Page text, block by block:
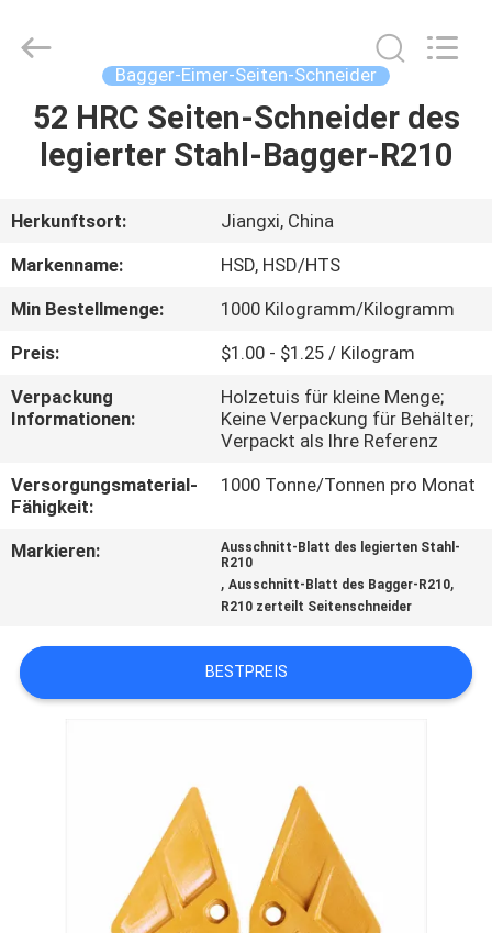
HAUS
ÜBER
UNS
FABRIK-
AUSFLUG
QUALITÄTSKONTROLLE
TRETEN
UNS
IN
Parts
Co.,Ltd.
Bagger-Eimer-Seiten-Schneider
52 HRC Seiten-Schneider des
legierter Stahl-Bagger-R210
Herkunftsort:
Jiangxi, China
Markenname:
HSD, HSD/HTS
Min Bestellmenge:
1000 Kilogramm/Kilogramm
Preis:
$1.00 - $1.25 / Kilogram
Verpackung
Informationen:
Holzetuis für kleine Menge;
Keine Verpackung für Behälter;
Verpackt als Ihre Referenz
Versorgungsmaterial-
Fähigkeit:
1000 Tonne/Tonnen pro Monat
Markieren:
Ausschnitt-Blatt des legierten Stahl-
R210
,Ausschnitt-Blatt des Bagger-R210,
R210 zerteilt Seitenschneider
BESTPREIS